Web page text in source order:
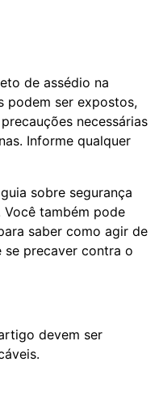
de assédio na
podem ser expostos,
necessárias
Informe qualquer
sobre segurança
Você também pode
saber como agir de
se precaver contra o
devem ser